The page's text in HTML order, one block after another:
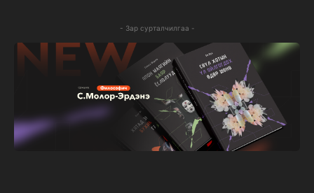
- Зар сурталчилгаа -